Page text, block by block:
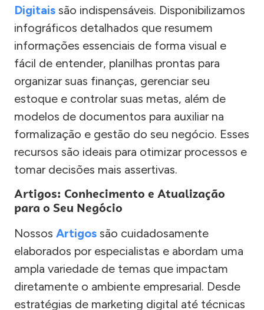
Digitais são indispensáveis. Disponibilizamos
infográficos detalhados que resumem
informações essenciais de forma visual e
fácil de entender, planilhas prontas para
organizar suas finanças, gerenciar seu
estoque e controlar suas metas, além de
modelos de documentos para auxiliar na
formalização e gestão do seu negócio. Esses
recursos são ideais para otimizar processos e
tomar decisões mais assertivas.
Artigos: Conhecimento e Atualização
para o Seu Negócio
Nossos Artigos são cuidadosamente
elaborados por especialistas e abordam uma
ampla variedade de temas que impactam
diretamente o ambiente empresarial. Desde
estratégias de marketing digital até técnicas